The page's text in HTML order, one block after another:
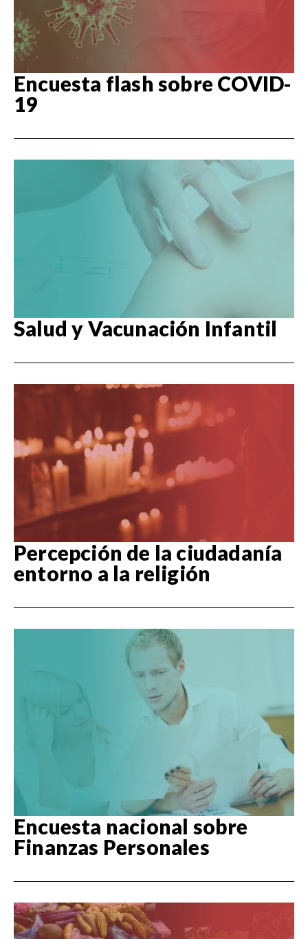
Encuesta flash sobre COVID-
19
Salud y Vacunación Infantil
Percepción de la ciudadanía
entorno a la religión
Encuesta nacional sobre
Finanzas Personales